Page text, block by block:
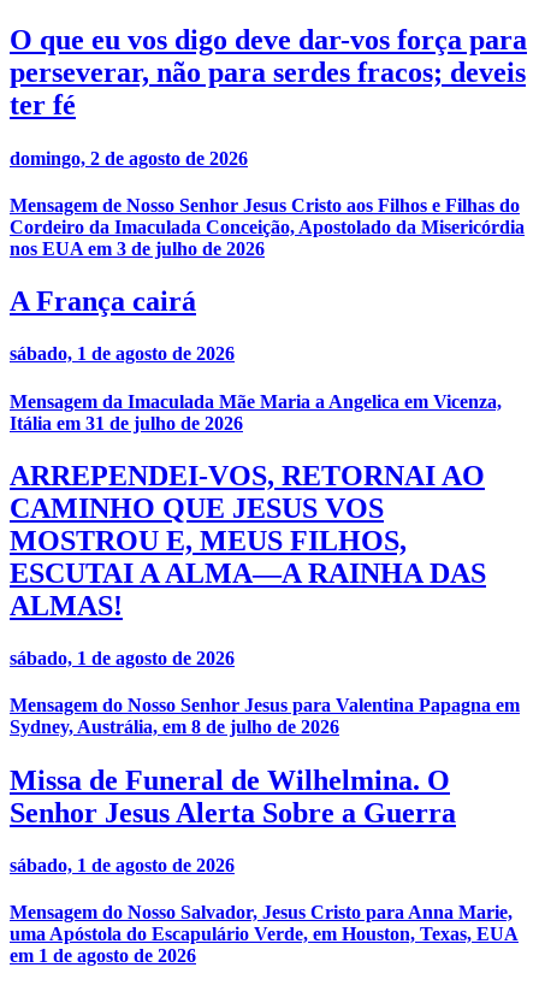
O que eu vos digo deve dar-vos força para
perseverar, não para serdes fracos; deveis
ter fé
domingo, 2 de agosto de 2026
Mensagem de Nosso Senhor Jesus Cristo aos Filhos e Filhas do
Cordeiro da Imaculada Conceição, Apostolado da Misericórdia
nos EUA em 3 de julho de 2026
A França cairá
sábado, 1 de agosto de 2026
Mensagem da Imaculada Mãe Maria a Angelica em Vicenza,
Itália em 31 de julho de 2026
ARREPENDEI-VOS, RETORNAI AO
CAMINHO QUE JESUS VOS
MOSTROU E, MEUS FILHOS,
ESCUTAI A ALMA—A RAINHA DAS
ALMAS!
sábado, 1 de agosto de 2026
Mensagem do Nosso Senhor Jesus para Valentina Papagna em
Sydney, Austrália, em 8 de julho de 2026
Missa de Funeral de Wilhelmina. O
Senhor Jesus Alerta Sobre a Guerra
sábado, 1 de agosto de 2026
Mensagem do Nosso Salvador, Jesus Cristo para Anna Marie,
uma Apóstola do Escapulário Verde, em Houston, Texas, EUA
em 1 de agosto de 2026